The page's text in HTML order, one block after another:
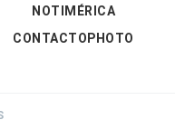
NOTIMÉRICA
CONTACTOPHOTO